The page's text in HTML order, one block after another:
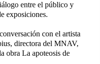
entre el público y
exposiciones.
con el artista
directora del MNAV,
obra La apoteosis de